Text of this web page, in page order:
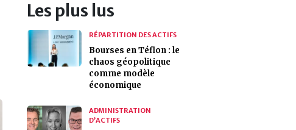
Les plus lus
RÉPARTITION DES ACTIFS
Bourses en Téflon : le
chaos géopolitique
comme modèle
économique
ADMINISTRATION
D’ACTIFS